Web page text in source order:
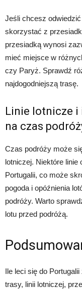
Jeśli chcesz
skorzystać z
przesiadką wynosi
mieć miejsce w
czy Paryż. Sprawdź
najdogodniejszą trasę.
Linie lotnicze i
na czas
Czas podróży może
lotniczej. Niektóre linie
Portugalii, co może
pogoda i opóźnienia
podróży. Warto
lotu przed podróżą.
Ile leci się do
trasy, linii lotniczej,